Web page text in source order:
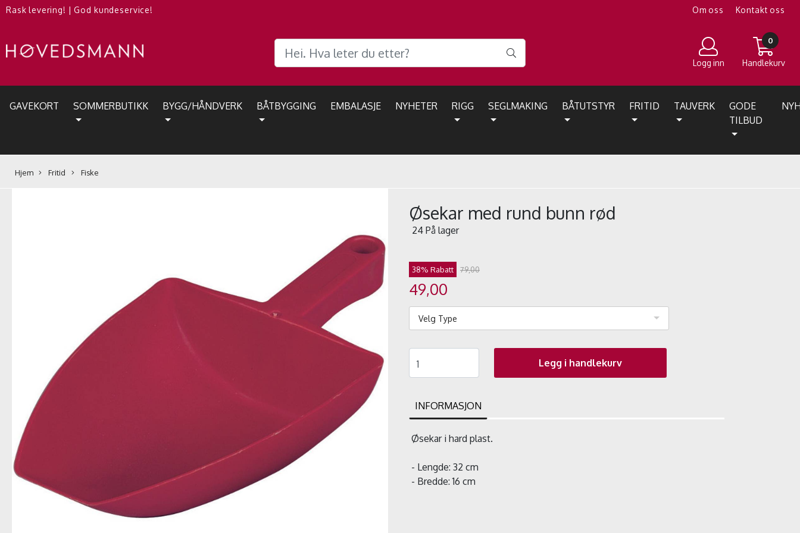
Rask levering! |God kundeservice! Om oss Kontakt oss
Logg inn
0
Handlekurv
GAVEKORT SOMMERBUTIKK BYGG/HÅNDVERK BÅTBYGGING EMBALASJE NYHETER RIGG SEGLMAKING BÅTUTSTYR FRITID TAUVERK
GODE
TILBUD
Hjem Fritid Fiske
Øsekar med rund bunn rød
24 På lager
38% Rabatt 79,00
49,00
Velg Type
Legg i handlekurv
INFORMASJON
Øsekar i hard plast.
- Lengde: 32 cm
- Bredde: 16 cm